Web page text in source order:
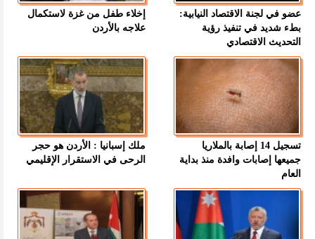
عضو في لجنة الاقتصاد النيابية:
بطء شديد في تنفيذ رؤية
التحديث الاقتصادي
إخلاء طفل من غزة لاستكمال
علاجه بالأردن
تسجيل 14 إصابة بالملاريا
جميعها إصابات وافدة منذ بداية
العام
ملك إسبانيا : الأردن هو حجر
الرحى في الاستقرار الإقليمي